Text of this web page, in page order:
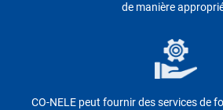
de manière
CO-NELE peut fournir des services de